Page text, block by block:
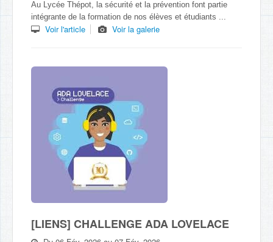
Au Lycée Thépot, la sécurité et la prévention font partie
intégrante de la formation de nos élèves et étudiants ...
Voir l'article Voir la galerie
[LIENS] CHALLENGE ADA LOVELACE